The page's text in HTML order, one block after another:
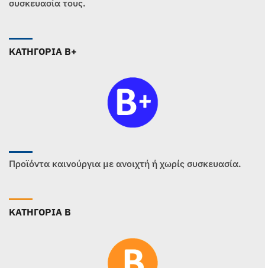
συσκευασία τους.
ΚΑΤΗΓΟΡΙΑ B+
Προϊόντα καινούργια με ανοιχτή ή χωρίς συσκευασία.
ΚΑΤΗΓΟΡΙΑ B